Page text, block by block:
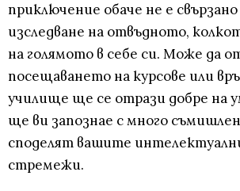
приключение обаче не е
изследване на отвъдното,
на голямото в себе си. Може да
посещаването на курсове или
училище ще се отрази добре на
ще ви запознае с много
споделят вашите
стремежи.